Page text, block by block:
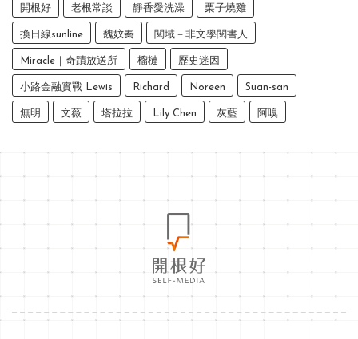
開根好 老根常談 靜香愛洗澡 栗子燒雞
換日線sunline 魏妏秦 閱域－非文學閱書人
Miracle｜奇蹟放送所 榴槤 歷史迷因
小路金融實戰 Lewis Richard Noreen Suan-san
無明 文薇 塔拉拉 Lily Chen 灰藍 阿嗅